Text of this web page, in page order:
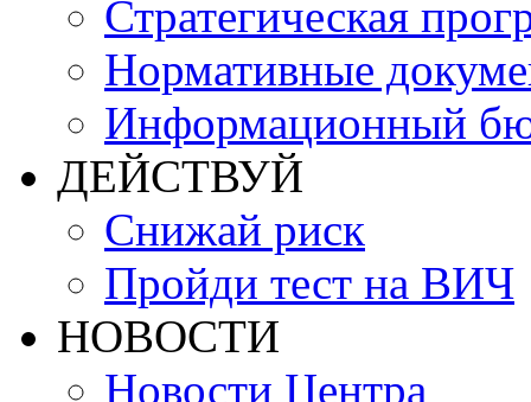
Стратегическая
Нормативные
Информационный
ДЕЙСТВУЙ
Снижай риск
Пройди тест на ВИЧ
НОВОСТИ
Новости Центра